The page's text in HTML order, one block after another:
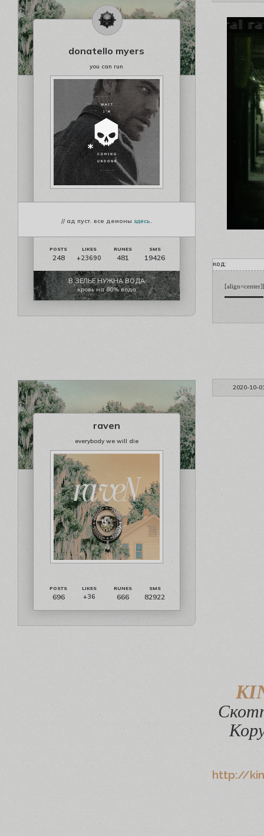
donatello myers
you can run
// ад пуст. все демоны здесь.
248 +23690 481 19426
В ЗЕЛЬЕ НУЖНА ВОДА
кровь на 80% вода
код:
▬▬▬▬▬▬
2020-10-
raven
everybody we will die
696 +36 666 82922
http://